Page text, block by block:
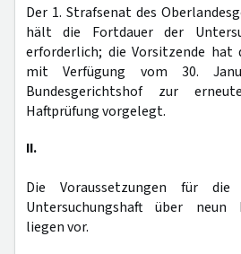
Der 1. Strafsenat des
hält die Fortdauer der
erforderlich; die Vorsitzende hat
mit Verfügung vom 30.
Bundesgerichtshof zur
Haftprüfung vorgelegt.
II.
Die Voraussetzungen für die
Untersuchungshaft über neun
liegen vor.